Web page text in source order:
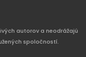
autorov a neodrážajú
spoločností.